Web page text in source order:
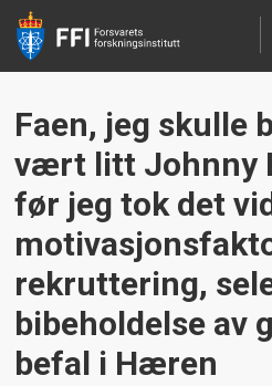
Hopp til hovedinnhold
Faen, jeg skulle
vært litt Johnny
før jeg tok det
rekruttering,
bibeholdelse av
befal i Hæren